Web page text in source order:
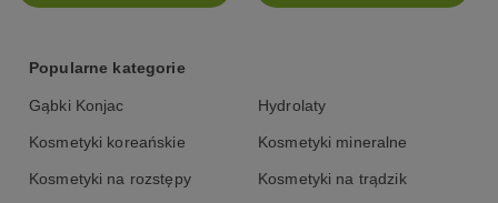
Popularne kategorie
Gąbki Konjac Hydrolaty
Kosmetyki koreańskie Kosmetyki mineralne
Kosmetyki na rozstępy Kosmetyki na trądzik